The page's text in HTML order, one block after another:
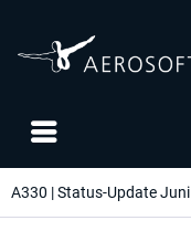
A330 | Status-Update Juni